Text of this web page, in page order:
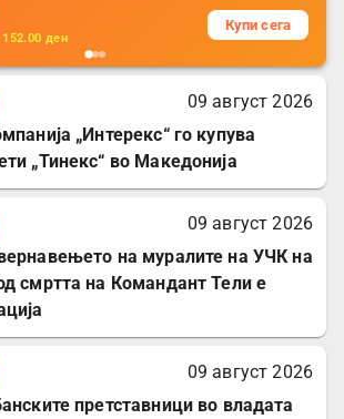
152.00 ден
Купи сега
09 август 2026
„Интерекс“ го купува
„Тинекс“ во Македонија
09 август 2026
на муралите на УЧК на
смртта на Командант Тели е
09 август 2026
претставници во владата